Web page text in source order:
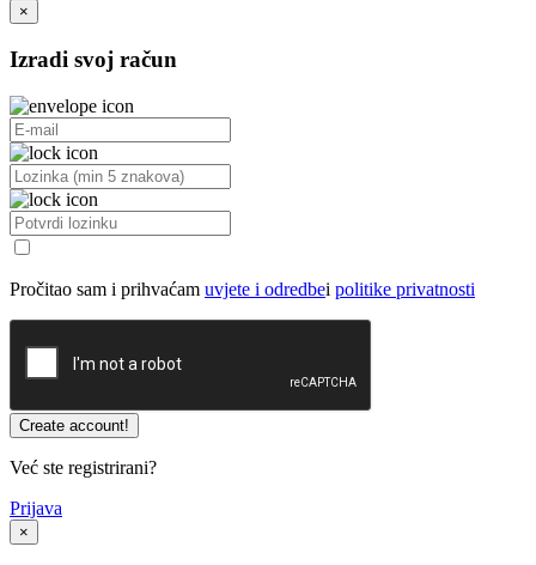
×
Izradi svoj račun
Pročitao sam i prihvaćam uvjete i odredbei politike privatnosti
Već ste registrirani?
Prijava
×